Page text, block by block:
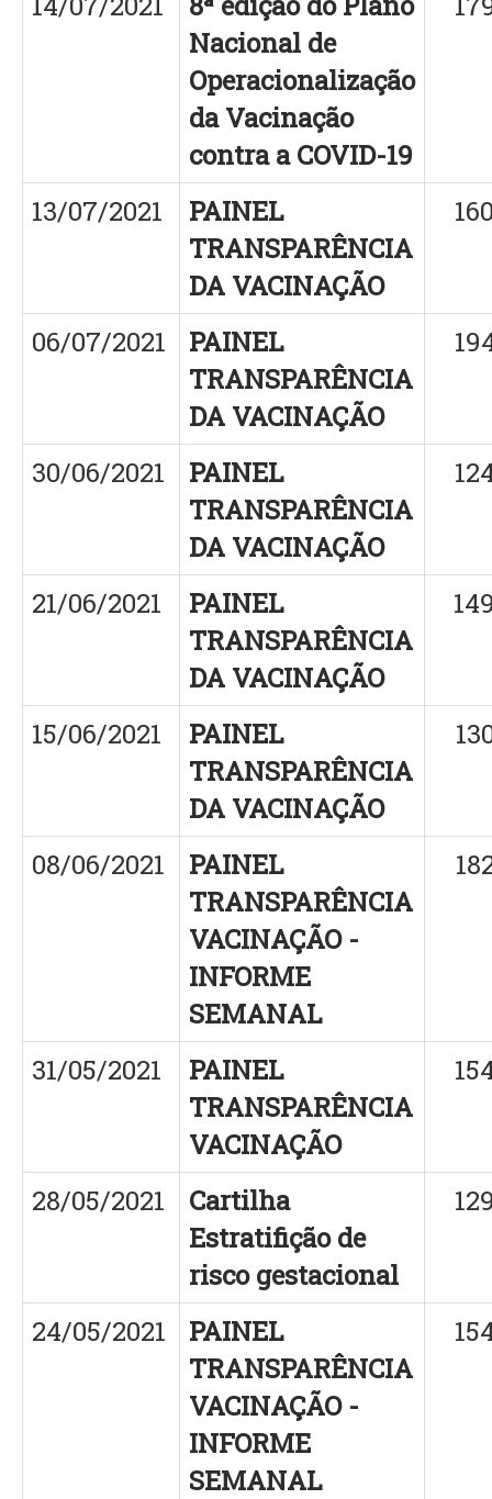
Nacional de
Operacionalização
da Vacinação
contra a COVID-19
13/07/2021
PAINEL
TRANSPARÊNCIA
DA VACINAÇÃO
06/07/2021
PAINEL
TRANSPARÊNCIA
DA VACINAÇÃO
30/06/2021
PAINEL
TRANSPARÊNCIA
DA VACINAÇÃO
21/06/2021
PAINEL
TRANSPARÊNCIA
DA VACINAÇÃO
15/06/2021
PAINEL
TRANSPARÊNCIA
DA VACINAÇÃO
08/06/2021
PAINEL
TRANSPARÊNCIA
VACINAÇÃO -
INFORME
SEMANAL
31/05/2021
PAINEL
TRANSPARÊNCIA
VACINAÇÃO
28/05/2021
Cartilha
Estratifição de
risco gestacional
24/05/2021
PAINEL
TRANSPARÊNCIA
VACINAÇÃO -
INFORME
SEMANAL